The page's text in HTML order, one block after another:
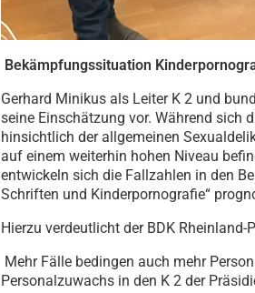
Bekämpfungssituation
Gerhard Minikus als Leiter K 2 und
seine Einschätzung vor. Während sich
hinsichtlich der allgemeinen
auf einem weiterhin hohen Niveau
entwickeln sich die Fallzahlen in den
Schriften und Kinderpornografie“
Hierzu verdeutlicht der BDK Rheinland-
Mehr Fälle bedingen auch mehr
Personalzuwachs in den K 2 der